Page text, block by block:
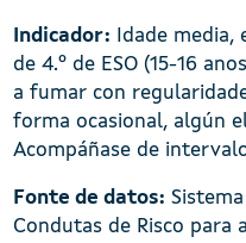
Indicador: Idade media,
de 4.º de ESO (15-16
a fumar con
forma ocasional, algún
Acompáñase de
Fonte de datos:
Condutas de Risco para